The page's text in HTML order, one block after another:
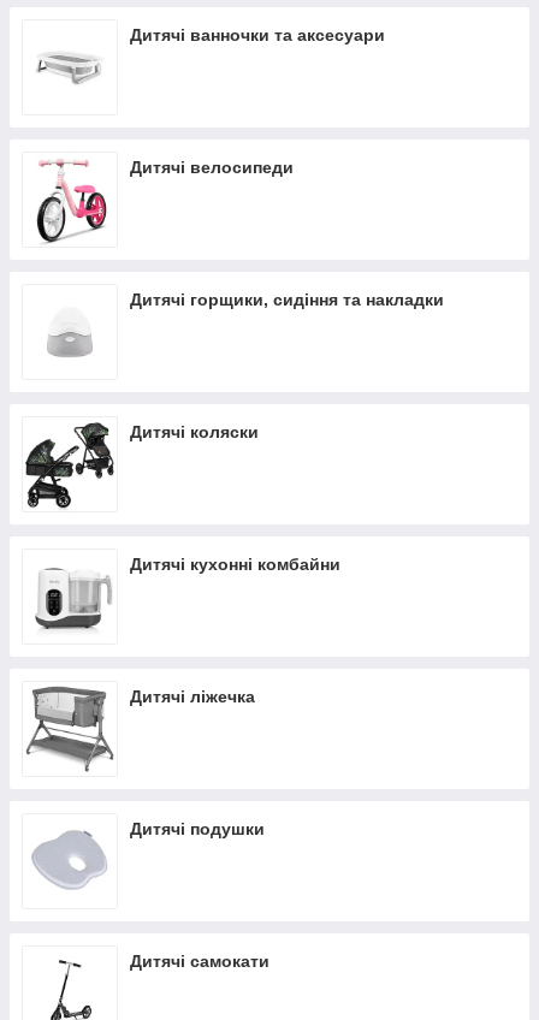
Дитячі ванночки та аксесуари
Дитячі велосипеди
Дитячі горщики, сидіння та накладки
Дитячі коляски
Дитячі кухонні комбайни
Дитячі ліжечка
Дитячі подушки
Дитячі самокати